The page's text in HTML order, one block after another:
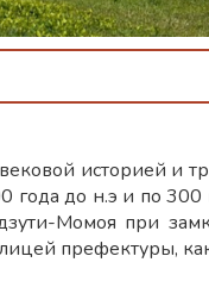
историей и
года до н.э и по
Момоя при
префектуры,